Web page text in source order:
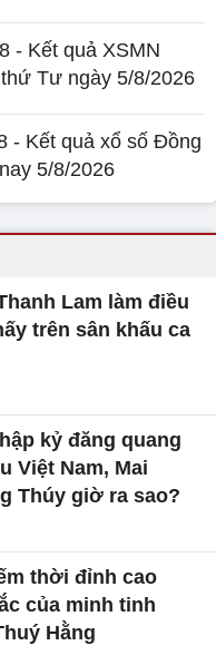
- Kết quả XSMN
Tư ngày 5/8/2026
- Kết quả xổ số Đồng
5/8/2026
Lam làm điều
trên sân khấu ca
kỷ đăng quang
Việt Nam, Mai
Thúy giờ ra sao?
thời đỉnh cao
của minh tinh
Hằng